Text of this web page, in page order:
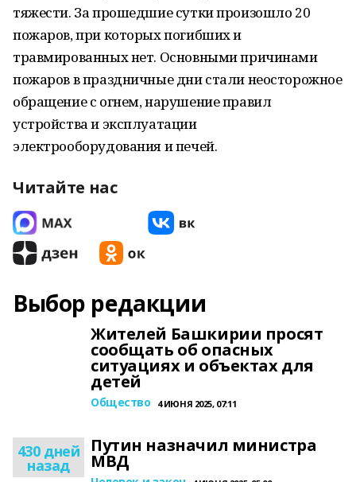
тяжести. За прошедшие сутки произошло 20
пожаров, при которых погибших и
травмированных нет. Основными причинами
пожаров в праздничные дни стали неосторожное
обращение с огнем, нарушение правил
устройства и эксплуатации
электрооборудования и печей.
Читайте нас
Выбор редакции
Жителей Башкирии просят
сообщать об опасных
ситуациях и объектах для
детей
Общество 4 ИЮНЯ 2025, 07:11
430 дней
назад
Путин назначил министра
МВД